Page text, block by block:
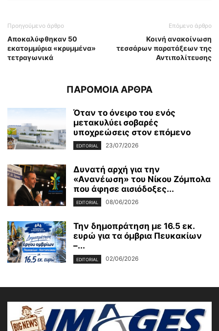
Προηγούμενο άρθρο
Αποκαλύφθηκαν 50
εκατομμύρια «κρυμμένα»
τετραγωνικά
Επόμενο άρθρο
Κοινή ανακοίνωση
τεσσάρων παρατάξεων της
Αντιπολίτευσης
ΠΑΡΟΜΟΙΑ ΑΡΘΡΑ
Όταν το όνειρο του ενός
μετακυλύει σοβαρές
υποχρεώσεις στον επόμενο
EDITORIAL 23/07/2026
Δυνατή αρχή για την
«Ανανέωση» του Νίκου Ζόμπολα
που άφησε αισιόδοξες...
EDITORIAL 08/06/2026
Την δημοπράτηση με 16.5 εκ.
ευρώ για τα όμβρια Πευκακίων
–...
EDITORIAL 02/06/2026